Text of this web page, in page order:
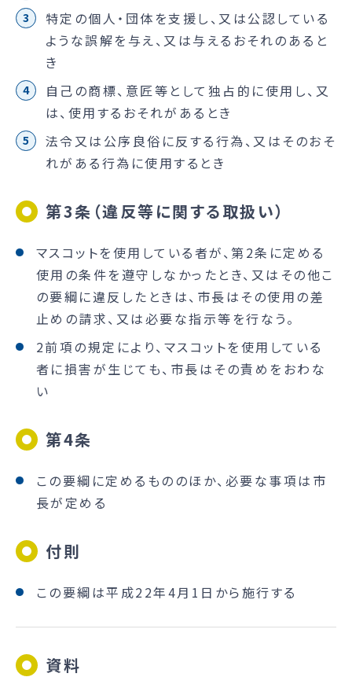
特定の個人・団体を支援し、又は公認している
ような誤解を与え、又は与えるおそれのあると
き
自己の商標、意匠等として独占的に使用し、又
は、使用するおそれがあるとき
法令又は公序良俗に反する行為、又はそのおそ
れがある行為に使用するとき
第3条（違反等に関する取扱い）
マスコットを使用している者が、第2条に定める
使用の条件を遵守しなかったとき、又はその他こ
の要綱に違反したときは、市長はその使用の差
止めの請求、又は必要な指示等を行なう。
2前項の規定により、マスコットを使用している
者に損害が生じても、市長はその責めをおわな
い
第4条
この要綱に定めるもののほか、必要な事項は市
長が定める
付則
この要綱は平成22年4月1日から施行する
資料